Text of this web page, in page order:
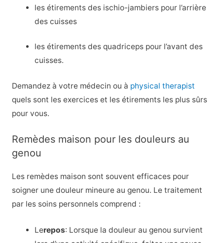
les étirements des ischio-jambiers pour l’arrière
des cuisses
les étirements des quadriceps pour l’avant des
cuisses.
Demandez à votre médecin ou à physical therapist
quels sont les exercices et les étirements les plus sûrs
pour vous.
Remèdes maison pour les douleurs au
genou
Les remèdes maison sont souvent efficaces pour
soigner une douleur mineure au genou. Le traitement
par les soins personnels comprend :
Lerepos: Lorsque la douleur au genou survient